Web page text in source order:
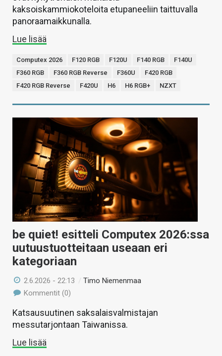
kaksoiskammiokoteloita etupaneeliin taittuvalla
panoraamaikkunalla.
Lue lisää
Computex 2026 F120 RGB F120U F140 RGB
F140U
F360 RGB
F360 RGB Reverse F360U
F420 RGB
F420 RGB Reverse
F420U H6 H6 RGB+ NZXT
be quiet! esitteli Computex 2026:ssa
uutuustuotteitaan useaan eri
kategoriaan
2.6.2026 - 22:13 /Timo Niemenmaa
Kommentit (0)
Katsausuutinen saksalaisvalmistajan
messutarjontaan Taiwanissa.
Lue lisää